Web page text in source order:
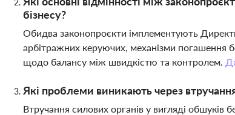
бізнесу?
Обидва законопроєкти імплементують
арбітражних керуючих, механізми погашення
щодо балансу між швидкістю та контролем.
Які проблеми виникають через
Втручання силових органів у вигляді обшуків